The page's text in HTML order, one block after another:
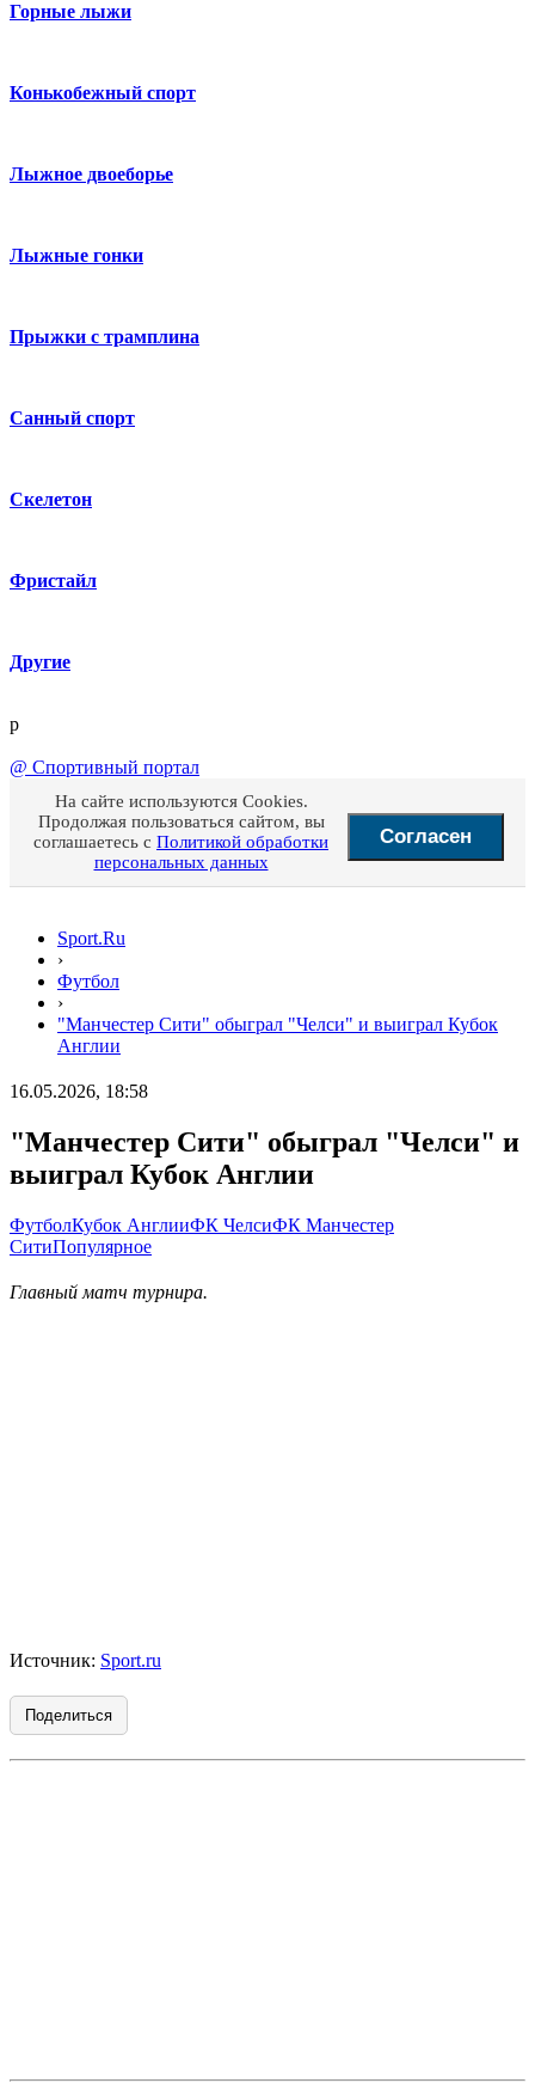
Горные лыжи
Конькобежный спорт
Лыжное двоеборье
Лыжные гонки
Прыжки с трамплина
Санный спорт
Скелетон
Фристайл
Другие
p
@ Спортивный портал
На сайте используются Cookies.
Продолжая пользоваться сайтом, вы
соглашаетесь с Политикой обработки
персональных данных
Согласен
Sport.Ru
›
Футбол
›
"Манчестер Сити" обыграл "Челси" и выиграл Кубок
Англии
16.05.2026, 18:58
"Манчестер Сити" обыграл "Челси" и
выиграл Кубок Англии
ФутболКубок АнглииФК ЧелсиФК Манчестер
СитиПопулярное
Главный матч турнира.
Источник: Sport.ru
Поделиться